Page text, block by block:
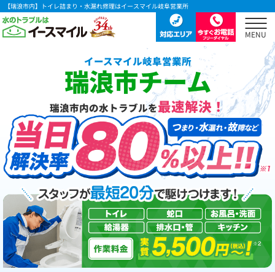
【瑞浪市内】トイレ詰まり・水漏れ修理はイースマイル岐阜営業所
イースマイル岐阜営業所
瑞浪市チーム
瑞浪市内の水トラブルを最速解決！